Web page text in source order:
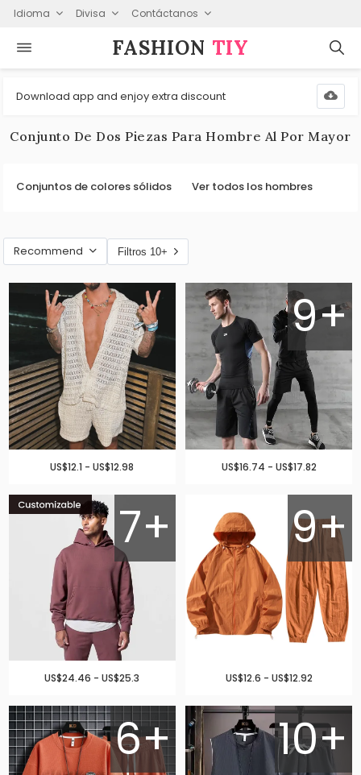
Idioma Divisa Contáctanos
FASHION⁠ TIY
Download app and enjoy extra discount
Conjunto De Dos Piezas Para Hombre Al Por Mayor
Conjuntos de colores sólidos Ver todos los hombres
Recommend Filtros 10+
US$12.1 - US$12.98
9+
US$16.74 - US$17.82
7+
US$24.46 - US$25.3
9+
US$12.6 - US$12.92
6+ 10+